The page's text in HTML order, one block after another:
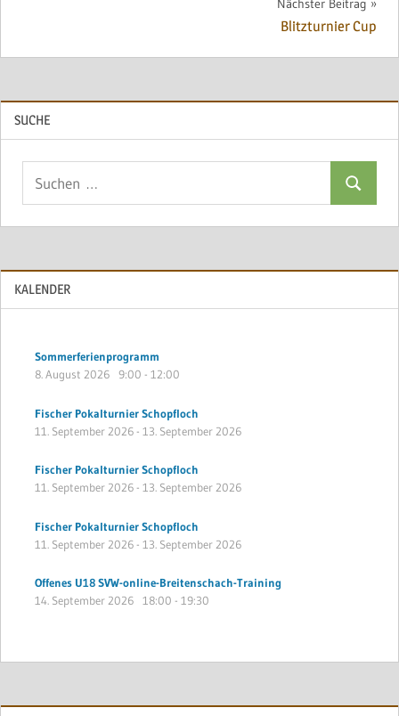
Nächster Beitrag
Blitzturnier Cup
SUCHE
Suchen
KALENDER
Sommerferienprogramm
8. August 2026 9:00 - 12:00
Fischer Pokalturnier Schopfloch
11. September 2026- 13. September 2026
Fischer Pokalturnier Schopfloch
11. September 2026- 13. September 2026
Fischer Pokalturnier Schopfloch
11. September 2026- 13. September 2026
Offenes U18 SVW-online-Breitenschach-Training
14. September 2026 18:00 - 19:30